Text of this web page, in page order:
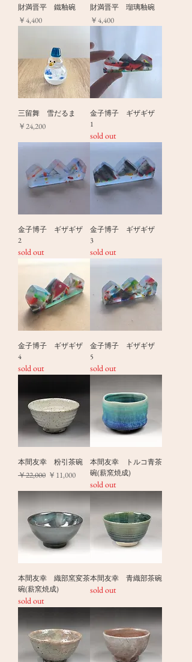
財満晋平 鐵釉碗
価格
￥4,400
財満晋平 瑠璃釉碗
価格
￥4,400
三留舞 雪だるま
価格
￥24,200
金子博子 ギザギザ
1
sold out
金子博子 ギザギザ
2
sold out
金子博子 ギザギザ
3
sold out
金子博子 ギザギザ
4
sold out
金子博子 ギザギザ
5
sold out
本間友幸 粉引茶碗
通常価格
￥22,000 セール価格
￥11,000
本間友幸 トルコ青茶
碗(薪窯焼成)
sold out
本間友幸 織部窯変茶
碗(薪窯焼成)
sold out
本間友幸 青織部茶碗
sold out